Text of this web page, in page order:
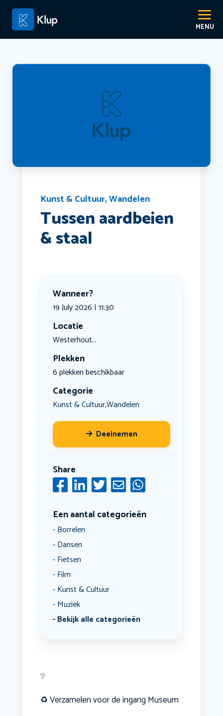
Kunst & Cultuur,Wandelen
Tussen aardbeien
& staal
Wanneer?
19 July 2026 | 11:30
Locatie
Westerhout...
Plekken
6 plekken beschikbaar
Categorie
Kunst & Cultuur,Wandelen
Deelnemen
Share
Een aantal categorieën
Borrelen
Dansen
Fietsen
Film
Kunst & Cultuur
Muziek
Bekijk alle categorieën
❔
♻️ Verzamelen voor de ingang Museum